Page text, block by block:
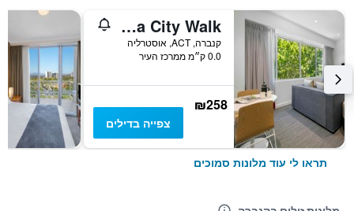
Quest Canberra City Walk
קנברה, ACT, אוסטרליה
0.0 ק״מ ממרכז העיר
₪258
צפייה בדילים
תראו לי עוד מלונות סמוכים